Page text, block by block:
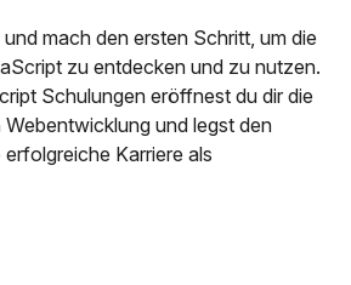
mach den ersten Schritt, um die
zu entdecken und zu nutzen.
Schulungen eröffnest du dir die
und legst den
Karriere als